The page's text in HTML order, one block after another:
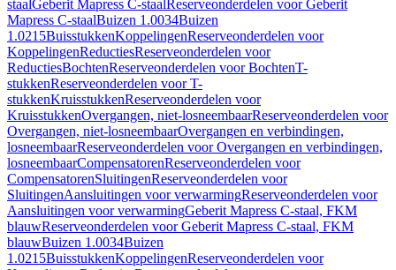
staalGeberit Mapress C-staalReserveonderdelen voor Geberit
Mapress C-staalBuizen 1.0034Buizen
1.0215BuisstukkenKoppelingenReserveonderdelen voor
KoppelingenReductiesReserveonderdelen voor
ReductiesBochtenReserveonderdelen voor BochtenT-
stukkenReserveonderdelen voor T-
stukkenKruisstukkenReserveonderdelen voor
KruisstukkenOvergangen, niet-losneembaarReserveonderdelen voor
Overgangen, niet-losneembaarOvergangen en verbindingen,
losneembaarReserveonderdelen voor Overgangen en verbindingen,
losneembaarCompensatorenReserveonderdelen voor
CompensatorenSluitingenReserveonderdelen voor
SluitingenAansluitingen voor verwarmingReserveonderdelen voor
Aansluitingen voor verwarmingGeberit Mapress C-staal, FKM
blauwReserveonderdelen voor Geberit Mapress C-staal, FKM
blauwBuizen 1.0034Buizen
1.0215BuisstukkenKoppelingenReserveonderdelen voor